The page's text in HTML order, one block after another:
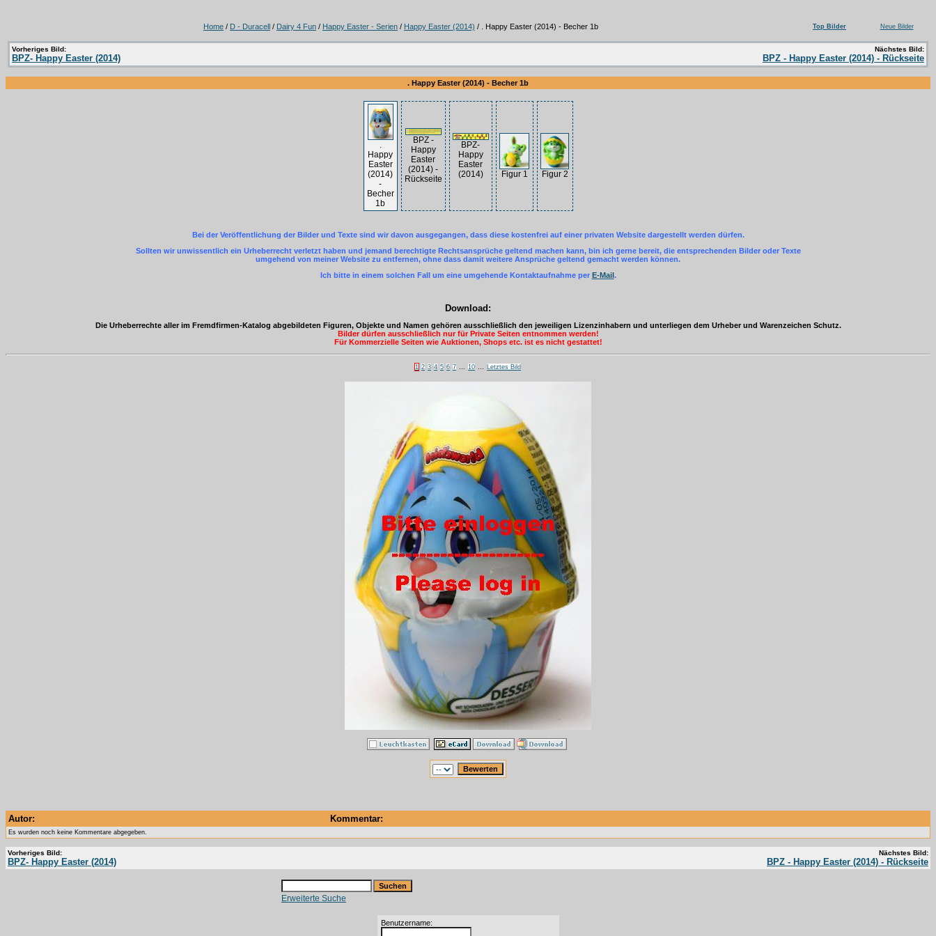
Home / D - Duracell / Dairy 4 Fun / Happy Easter - Serien / Happy Easter (2014) / . Happy Easter (2014) - Becher 1b Top Bilder Neue Bilder
Vorheriges Bild:
BPZ- Happy Easter (2014)
Nächstes Bild:
BPZ - Happy Easter (2014) - Rückseite
. Happy Easter (2014) - Becher 1b
.
Happy
Easter
(2014)
-
Becher
1b
BPZ -
Happy
Easter
(2014) -
Rückseite
BPZ-
Happy
Easter
(2014)
Figur 1 Figur 2
Bei der Veröffentlichung der Bilder und Texte sind wir davon ausgegangen, dass diese kostenfrei auf einer privaten Website dargestellt werden dürfen.
Sollten wir unwissentlich ein Urheberrecht verletzt haben und jemand berechtigte Rechtsansprüche geltend machen kann, bin ich gerne bereit, die entsprechenden Bilder oder Texte
umgehend von meiner Website zu entfernen, ohne dass damit weitere Ansprüche geltend gemacht werden können.
Ich bitte in einem solchen Fall um eine umgehende Kontaktaufnahme per E-Mail.
Download:
Die Urheberrechte aller im Fremdfirmen-Katalog abgebildeten Figuren, Objekte und Namen gehören ausschließlich den jeweiligen Lizenzinhabern und unterliegen dem Urheber und Warenzeichen Schutz.
Bilder dürfen ausschließlich nur für Private Seiten entnommen werden!
Für Kommerzielle Seiten wie Auktionen, Shops etc. ist es nicht gestattet!
1 2 3 4 5 6 7 10 Letztes Bild
Autor: Kommentar:
Es wurden noch keine Kommentare abgegeben.
Vorheriges Bild:
BPZ- Happy Easter (2014)
Nächstes Bild:
BPZ - Happy Easter (2014) - Rückseite
Erweiterte Suche
Benutzername: